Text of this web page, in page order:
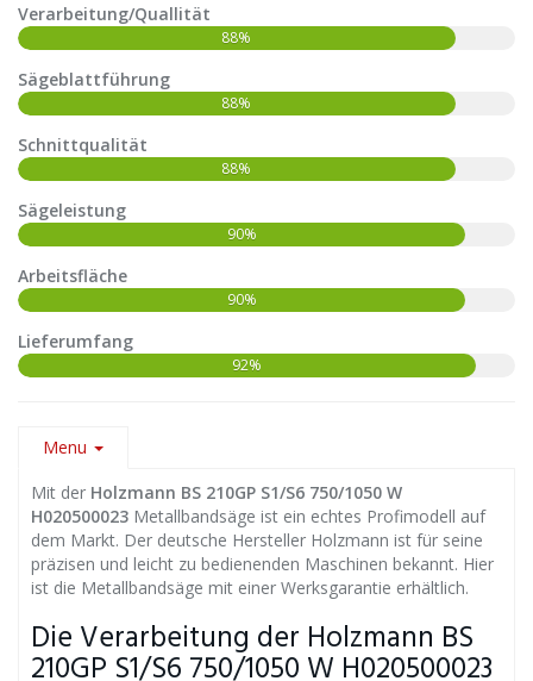
Verarbeitung/Quallität
88%
Sägeblattführung
88%
Schnittqualität
88%
Sägeleistung
90%
Arbeitsfläche
90%
Lieferumfang
92%
Menu
Mit der Holzmann BS 210GP S1/S6 750/1050 W
H020500023 Metallbandsäge ist ein echtes Profimodell auf
dem Markt. Der deutsche Hersteller Holzmann ist für seine
präzisen und leicht zu bedienenden Maschinen bekannt. Hier
ist die Metallbandsäge mit einer Werksgarantie erhältlich.
Die Verarbeitung der Holzmann BS
210GP S1/S6 750/1050 W H020500023